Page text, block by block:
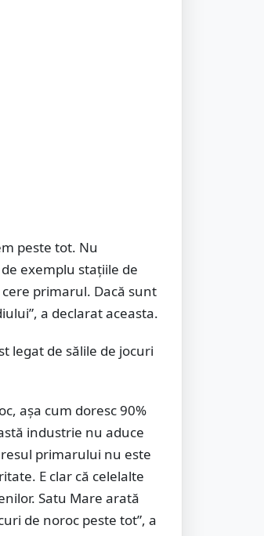
peste tot. Nu
exemplu stațiile de
primarul. Dacă sunt
a declarat aceasta.
legat de sălile de jocuri
așa cum doresc 90%
industrie nu aduce
primarului nu este
E clar că celelalte
Satu Mare arată
de noroc peste tot”, a